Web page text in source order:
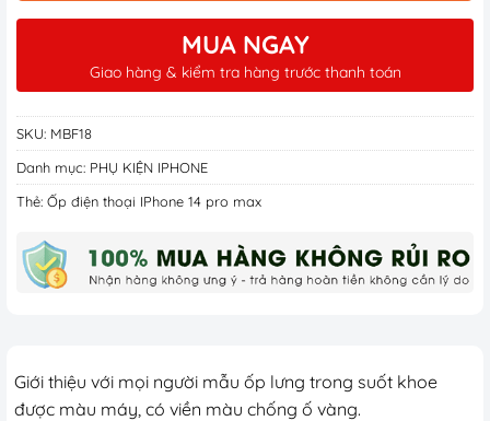
MUA NGAY
Giao hàng & kiểm tra hàng trước thanh toán
SKU: MBF18
Danh mục: PHỤ KIỆN IPHONE
Thẻ: Ốp điện thoại IPhone 14 pro max
Giới thiệu với mọi người mẫu ốp lưng trong suốt khoe
được màu máy, có viền màu chống ố vàng.